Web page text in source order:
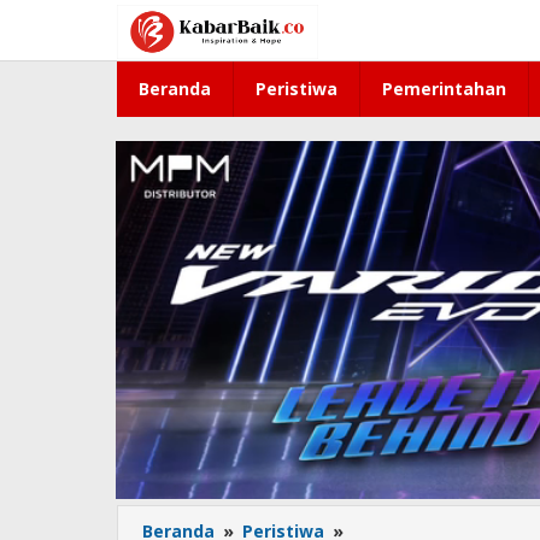
konten
Beranda Peristiwa Pemerintahan
Beranda » Peristiwa »